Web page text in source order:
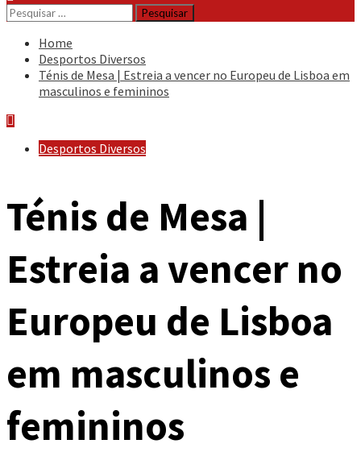
Pesquisar
por:
Home
Desportos Diversos
Ténis de Mesa | Estreia a vencer no Europeu de Lisboa em
masculinos e femininos
Desportos Diversos
Ténis de Mesa |
Estreia a vencer no
Europeu de Lisboa
em masculinos e
femininos